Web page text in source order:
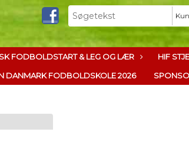
FODBOLDSTART & LEG OG LÆR
HIF
DANMARK FODBOLDSKOLE 2026